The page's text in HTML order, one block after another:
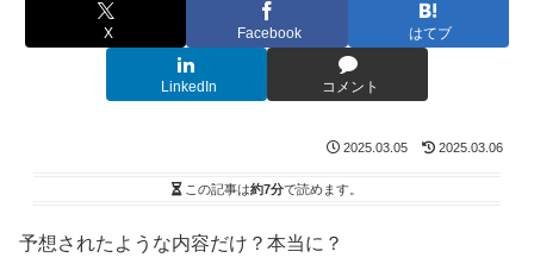
X Facebook はてブ
LinkedIn コメント
2025.03.05 2025.03.06
この記事は約7分で読めます。
予想されたような内容だけ？本当に？